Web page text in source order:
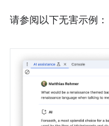
请参阅以下无害示例：